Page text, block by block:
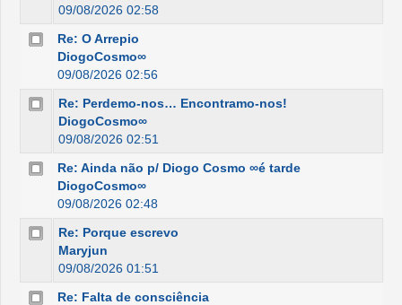
09/08/2026 02:58
Re: O Arrepio
DiogoCosmo∞
09/08/2026 02:56
Re: Perdemo-nos… Encontramo-nos!
DiogoCosmo∞
09/08/2026 02:51
Re: Ainda não p/ Diogo Cosmo ∞é tarde
DiogoCosmo∞
09/08/2026 02:48
Re: Porque escrevo
Maryjun
09/08/2026 01:51
Re: Falta de consciência